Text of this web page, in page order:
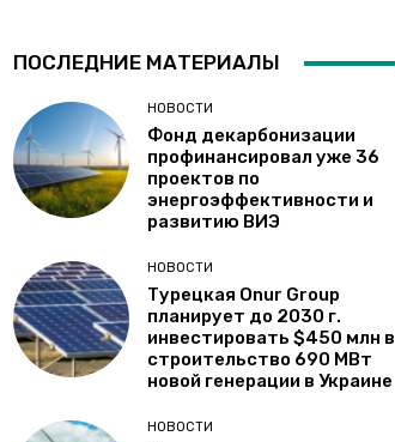
ПОСЛЕДНИЕ МАТЕРИАЛЫ
НОВОСТИ
Фонд декарбонизации
профинансировал уже 36
проектов по
энергоэффективности и
развитию ВИЭ
НОВОСТИ
Турецкая Onur Group
планирует до 2030 г.
инвестировать $450 млн в
строительство 690 МВт
новой генерации в Украине
НОВОСТИ